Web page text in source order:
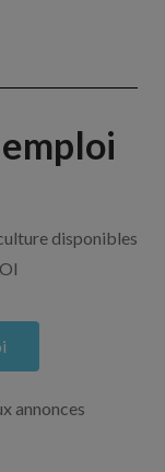
disponibles
annonces